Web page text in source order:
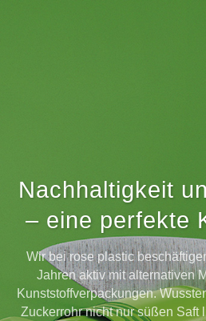
Nachhaltigkeit
– eine perfekte
Wir bei rose plastic
Jahren aktiv mit alternativen
Kunststoffverpackungen.
Zuckerrohr nicht nur süßen Saft